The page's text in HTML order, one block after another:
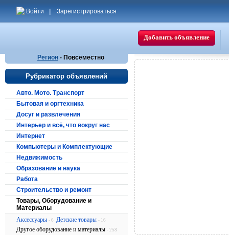
Войти Зарегистрироваться
Добавить объявление
Регион - Повсеместно
Рубрикатор объявлений
Авто. Мото. Транспорт
Бытовая и оргтехника
Досуг и развлечения
Интерьер и всё, что вокруг нас
Интернет
Компьютеры и Комплектующие
Недвижимость
Образование и наука
Работа
Строительство и ремонт
Товары, Оборудование и
Материалы
Аксессуары - 6 Детские товары - 16
Другое оборудование и материалы - 258